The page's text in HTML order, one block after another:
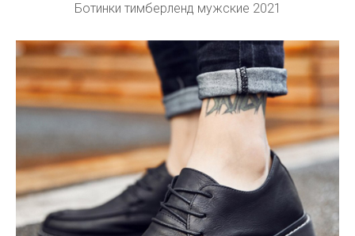
Ботинки тимберленд мужские 2021